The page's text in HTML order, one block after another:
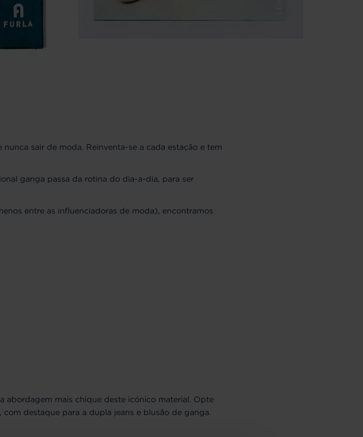
sair de moda. Reinventa-se a cada estação e tem
ganga passa da rotina do dia-a-dia, para ser
entre as influenciadoras de moda), encontramos
abordagem mais chique deste icónico material. Opte
destaque para a dupla jeans e blusão de ganga.